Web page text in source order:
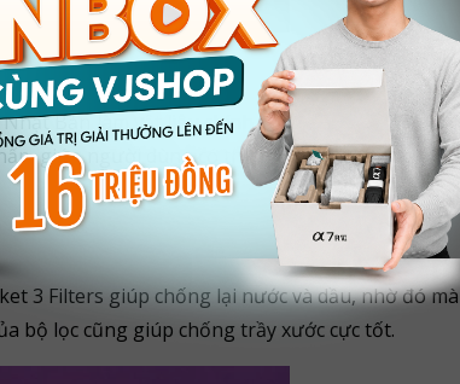
Bản làm vật liệu chính. Chất liệu này đã được
giúp người dùng có thể chụp ảnh chính xác về
3 Filters giúp chống lại nước và dầu, nhờ đó mà
bộ lọc cũng giúp chống trầy xước cực tốt.